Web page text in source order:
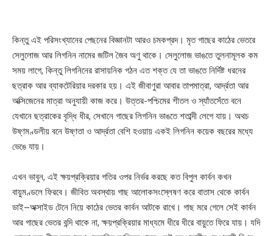
কিন্তু এই পরিসংখ্যানের পেছনের বিজ্ঞানটা আরও চমকপ্রদ। মৃত গাছের কাঠের ভেতরে
সেলুলোজ আর লিগনিন নামের জটিল জৈব অণু থাকে। সেলুলোজ ভাঙতে তুলনামূলক কম
সময় লাগে, কিন্তু লিগনিনের রাসায়নিক গঠন এত শক্ত যে তা ভাঙতে নির্দিষ্ট ধরনের
ছত্রাক আর ব্যাকটেরিয়ার দরকার হয়। এই জীবাণুরা আবার তাপমাত্রা, আর্দ্রতা আর
অক্সিজেনের মাত্রা অনুযায়ী কাজ করে। উত্তর-পশ্চিমের শীতল ও স্যাঁতসেঁতে বনে
যেখানে ছত্রাকের বৃদ্ধি ধীর, সেখানে গাছের লিগনিন ভাঙতে শতাব্দী লেগে যায়। অথচ
উষ্ণমণ্ডলীয় বনে উষ্ণতা ও আর্দ্রতা বেশি হওয়ায় একই লিগনিন কয়েক বছরের মধ্যে
ভেঙে যায়।
এখন ভাবুন, এই ক্ষয়প্রক্রিয়ার গতির ওপর নির্ভর করছে কত বিপুল কার্বন কখন
বায়ুমণ্ডলে ফিরবে। জীবিত অবস্থায় গাছ আলোকসংস্লেষণ করে বাতাস থেকে কার্বন
ডাই–অক্সাইড টেনে নিয়ে কাঠের ভেতর কার্বন আটকে রাখে। গাছ মরে গেলে সেই কার্বন
আর গাছের ভেতর বন্দি থাকে না, ক্ষয়প্রক্রিয়ার মাধ্যমে ধীরে ধীরে বায়ুতে ফিরে যায়। যদি